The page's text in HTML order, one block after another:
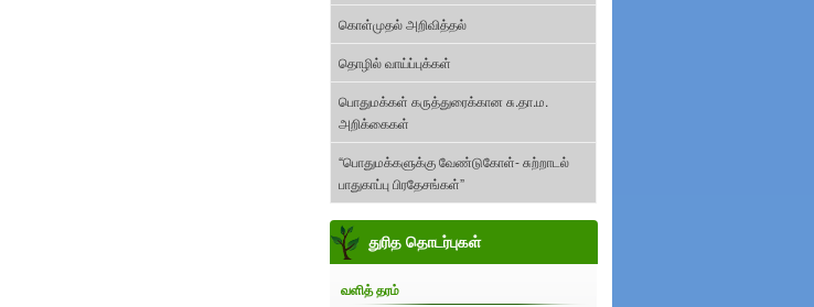
கொள்முதல் அறிவித்தல்
தொழில் வாய்ப்புக்கள்
பொதுமக்கள் கருத்துரைக்கான சு.தா.ம.
அறிக்கைகள்
“பொதுமக்களுக்கு வேண்டுகோள்- சுற்றாடல்
பாதுகாப்பு பிரதேசங்கள்”
துரித தொடர்புகள்
வளித் தரம்